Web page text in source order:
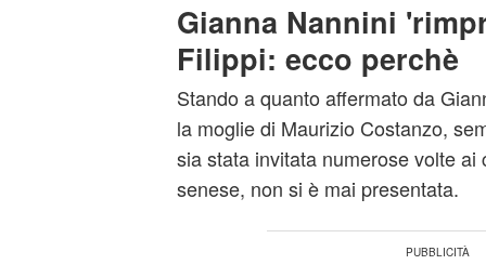
Gianna Nannini
Filippi: ecco perchè
Stando a quanto affermato da
la moglie di Maurizio Costanzo,
sia stata invitata numerose volte
senese, non si è mai presentata.